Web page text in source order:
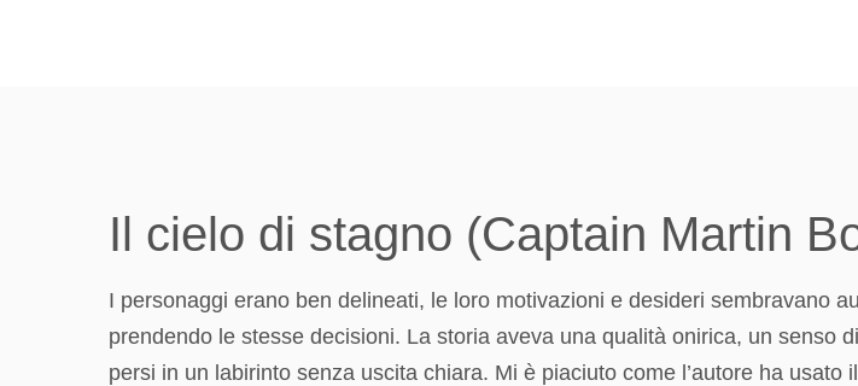
Il cielo di stagno (Captain Martin
I personaggi erano ben delineati, le loro motivazioni e desideri sembravano
prendendo le stesse decisioni. La storia aveva una qualità onirica, un senso
persi in un labirinto senza uscita chiara. Mi è piaciuto come l’autore ha